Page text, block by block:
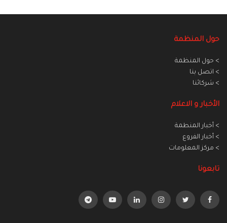
حول المنظمة
> حول المنظمة
> اتصل بنا
> شركائنا
الأخبار و الاعلام
> أخبار المنطمة
> أخبار الفروع
> مركز المعلومات
تابعونا